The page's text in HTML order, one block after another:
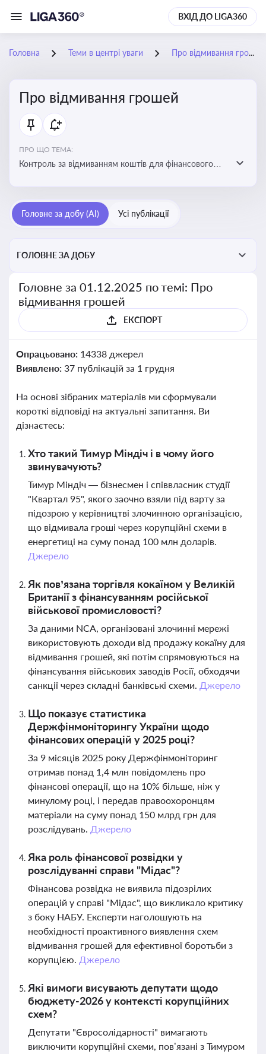
ВХІД ДО LIGA360
Головна Теми в центрі уваги Про відмивання грошей
Про відмивання грошей
ПРО ЩО ТЕМА:
Контроль за відмиванням коштів для фінансового
сплати податків. Вбудовування AML у договори та
Головне за добу (AI) Усі публікації
ГОЛОВНЕ ЗА ДОБУ
Головне за 01.12.2025 по темі: Про
відмивання грошей
ЕКСПОРТ
Опрацьовано: 14338 джерел
Виявлено: 37 публікацій за 1 грудня
На основі зібраних матеріалів ми сформували
короткі відповіді на актуальні запитання. Ви
дізнаєтесь:
Хто такий Тимур Міндіч і в чому його
звинувачують?
Тимур Міндіч — бізнесмен і співвласник студії
"Квартал 95", якого заочно взяли під варту за
підозрою у керівництві злочинною організацією,
що відмивала гроші через корупційні схеми в
енергетиці на суму понад 100 млн доларів.
Джерело
Як пов’язана торгівля кокаїном у Великій
Британії з фінансуванням російської
військової промисловості?
За даними NCA, організовані злочинні мережі
використовують доходи від продажу кокаїну для
відмивання грошей, які потім спрямовуються на
фінансування військових заводів Росії, обходячи
санкції через складні банківські схеми. Джерело
Що показує статистика
Держфінмоніторингу України щодо
фінансових операцій у 2025 році?
За 9 місяців 2025 року Держфінмоніторинг
отримав понад 1,4 млн повідомлень про
фінансові операції, що на 10% більше, ніж у
минулому році, і передав правоохоронцям
матеріали на суму понад 150 млрд грн для
розслідувань. Джерело
Яка роль фінансової розвідки у
розслідуванні справи "Мідас"?
Фінансова розвідка не виявила підозрілих
операцій у справі "Мідас", що викликало критику
з боку НАБУ. Експерти наголошують на
необхідності проактивного виявлення схем
відмивання грошей для ефективної боротьби з
корупцією. Джерело
Які вимоги висувають депутати щодо
бюджету-2026 у контексті корупційних
схем?
Депутати "Євросолідарності" вимагають
виключити корупційні схеми, пов’язані з Тимуром